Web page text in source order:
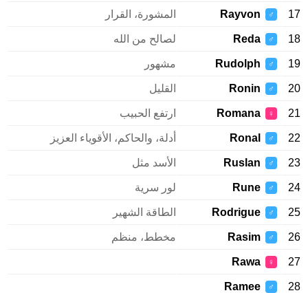
♂
Rayvon المشورة، القرار
♂
Reda لصالح من الله
♂
Rudolph مشهور
♂
Ronin القليل
♀
Romana ارتفع الحبيب
♂
Ronal أدلة، والحاكم، الأقوياء العزيز
♂
Ruslan الأسد مثل
♂
Rune لور سرية
♂
Rodrigue الطاقة الشهير
♂
Rasim مخطط، منظم
♀
Rawa
♂
Ramee